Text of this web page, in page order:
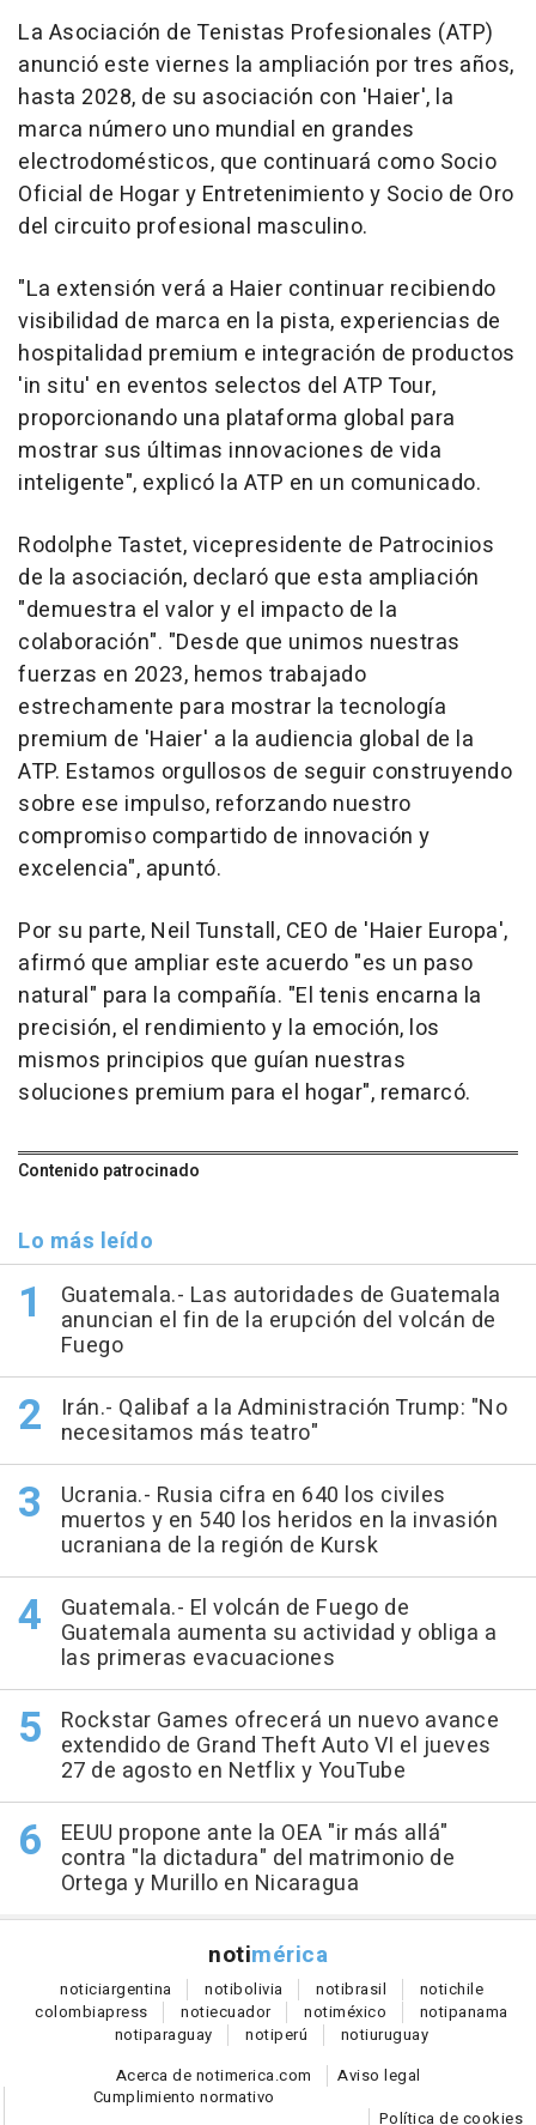
La Asociación de Tenistas Profesionales (ATP)
anunció este viernes la ampliación por tres años,
hasta 2028, de su asociación con 'Haier', la
marca número uno mundial en grandes
electrodomésticos, que continuará como Socio
Oficial de Hogar y Entretenimiento y Socio de Oro
del circuito profesional masculino.
"La extensión verá a Haier continuar recibiendo
visibilidad de marca en la pista, experiencias de
hospitalidad premium e integración de productos
'in situ' en eventos selectos del ATP Tour,
proporcionando una plataforma global para
mostrar sus últimas innovaciones de vida
inteligente", explicó la ATP en un comunicado.
Rodolphe Tastet, vicepresidente de Patrocinios
de la asociación, declaró que esta ampliación
"demuestra el valor y el impacto de la
colaboración". "Desde que unimos nuestras
fuerzas en 2023, hemos trabajado
estrechamente para mostrar la tecnología
premium de 'Haier' a la audiencia global de la
ATP. Estamos orgullosos de seguir construyendo
sobre ese impulso, reforzando nuestro
compromiso compartido de innovación y
excelencia", apuntó.
Por su parte, Neil Tunstall, CEO de 'Haier Europa',
afirmó que ampliar este acuerdo "es un paso
natural" para la compañía. "El tenis encarna la
precisión, el rendimiento y la emoción, los
mismos principios que guían nuestras
soluciones premium para el hogar", remarcó.
Contenido patrocinado
Lo más leído
Guatemala.- Las autoridades de Guatemala
anuncian el fin de la erupción del volcán de
Fuego
Irán.- Qalibaf a la Administración Trump: "No
necesitamos más teatro"
Ucrania.- Rusia cifra en 640 los civiles
muertos y en 540 los heridos en la invasión
ucraniana de la región de Kursk
Guatemala.- El volcán de Fuego de
Guatemala aumenta su actividad y obliga a
las primeras evacuaciones
Rockstar Games ofrecerá un nuevo avance
extendido de Grand Theft Auto VI el jueves
27 de agosto en Netflix y YouTube
EEUU propone ante la OEA "ir más allá"
contra "la dictadura" del matrimonio de
Ortega y Murillo en Nicaragua
notimérica
noticiargentina notibolivia notibrasil notichile
colombiapress notiecuador notiméxico notipanama
notiparaguay notiperú notiuruguay
Acerca de notimerica.com
Aviso legal
Cumplimiento normativo
Política de cookies